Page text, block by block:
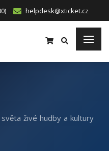
helpdesk@xticket.cz
živé hudby a kultury